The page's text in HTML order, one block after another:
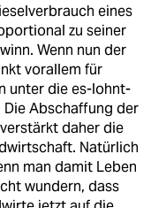
eines
zu seiner
Wenn nun der
vorallem für
unter die es-lohnt-
Abschaffung der
daher die
Natürlich
man damit Leben
wundern, dass